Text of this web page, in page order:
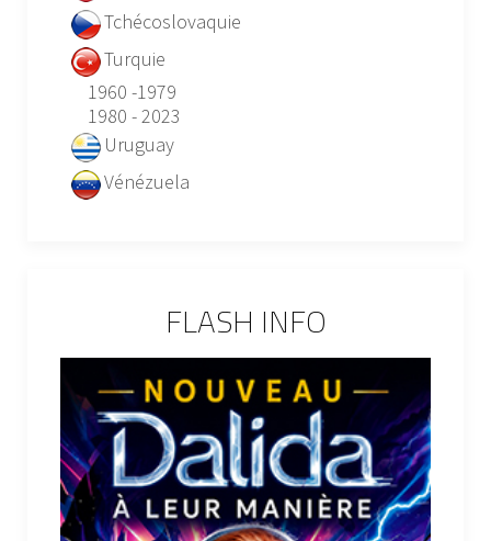
Tchécoslovaquie
Turquie
1960 -1979
1980 - 2023
Uruguay
Vénézuela
FLASH INFO